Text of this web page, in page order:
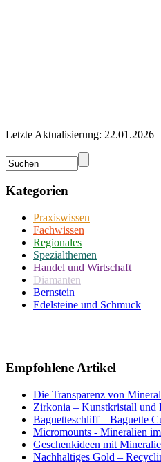
Letzte Aktualisierung: 22.01.2026
Kategorien
Praxiswissen
Fachwissen
Regionales
Spezialthemen
Handel und Wirtschaft
Diamanten
Bernstein
Edelsteine und Schmuck
Empfohlene Artikel
Die Transparenz von
Zirkonia – Kunstkristall und
Baguetteschliff – Baguette
Micromounts - Mineralien
Geschenkideen mit
Nachhaltiges Gold –